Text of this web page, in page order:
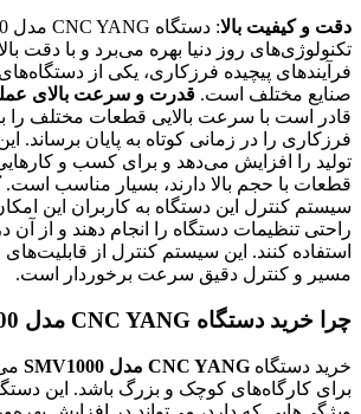
دقت و کیفیت بالا
تکنولوژی‌های روز دنیا بهره می‌برد و با دقت
فرآیندهای پیچیده فرزکاری، یکی از
صنایع مختلف است. قدرت و سرعت بالای
قادر است با سرعت بالایی قطعات مختلف را
فرزکاری را در زمانی کوتاه به پایان برساند.
تولید را افزایش می‌دهد و برای کسب و کارهایی
قطعات با حجم بالا دارند، بسیار مناسب است.
سیستم کنترل این دستگاه به کاربران این
راحتی تنظیمات دستگاه را انجام دهند و از آن
استفاده کنند. این سیستم کنترل از قابلیت‌های
مسیر و کنترل دقیق سرعت برخوردار است.
چرا خرید دستگاه CNC YANG مدل SMV1000؟
خرید دستگاه CNC YANG مدل SMV1000
برای کارگاه‌های کوچک و بزرگ باشد. این